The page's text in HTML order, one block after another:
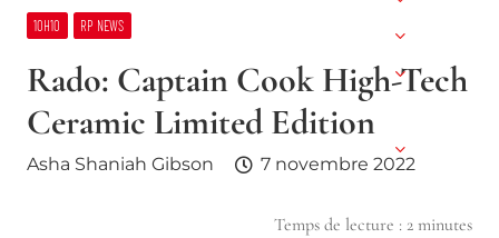
10H10 RP NEWS
Rado: Captain Cook High-Tech
Ceramic Limited Edition
Asha Shaniah Gibson 7 novembre 2022
Temps de lecture : 2 minutes